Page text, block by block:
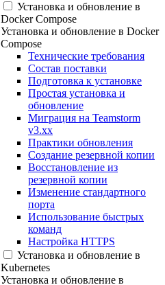
Установка и обновление в
Docker Compose
Установка и обновление в Docker
Compose
Технические требования
Состав поставки
Подготовка к установке
Простая установка и
обновление
Миграция на Teamstorm
v3.xx
Практики обновления
Создание резервной копии
Восстановление из
резервной копии
Изменение стандартного
порта
Использование быстрых
команд
Настройка HTTPS
Установка и обновление в
Kubernetes
Установка и обновление в